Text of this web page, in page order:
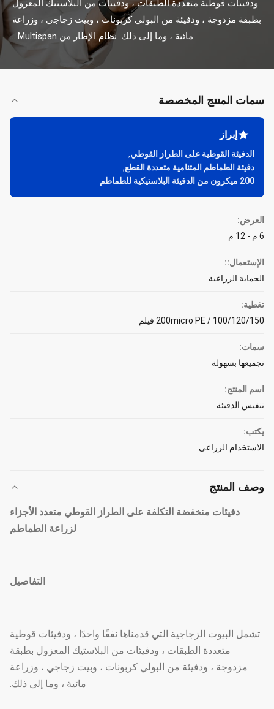
ودفيئات قوطية متعددة الطبقات ، ودفيئات من البلاستيك المعزول
مائية ، وما إلى ذلك. نظام الإطار من Multispan ...
سمات المنتج المخصصة
إبراز
الدفيئة القوطية على الطراز القوطي,
دفيئة الطماطم المتنامية متعددة القطع,
200 ميكرون من الدفيئة البلاستيكية للطماطم
العرض:
6 م - 12 م
الإستعمال::
الحماية الزراعية
تغطية:
100/120/150 / 200micro PE فيلم
سمات:
تجميعها بسهولة
اسم المنتج:
تنفيس الدفيئة
يكتب:
الاستخدام الزراعي
وصف المنتج
دفيئات منخفضة التكلفة على الطراز القوطي متعدد الأجزاء
لزراعة الطماطم
التفاصيل
تشمل البيوت الزجاجية التي قدمناها نفقًا واحدًا ، ودفيئات قوطية
متعددة الطبقات ، ودفيئات من البلاستيك المعزول بطبقة
مزدوجة ، ودفيئة من البولي كربونات ، وبيت زجاجي ، وزراعة
مائية ، وما إلى ذلك.